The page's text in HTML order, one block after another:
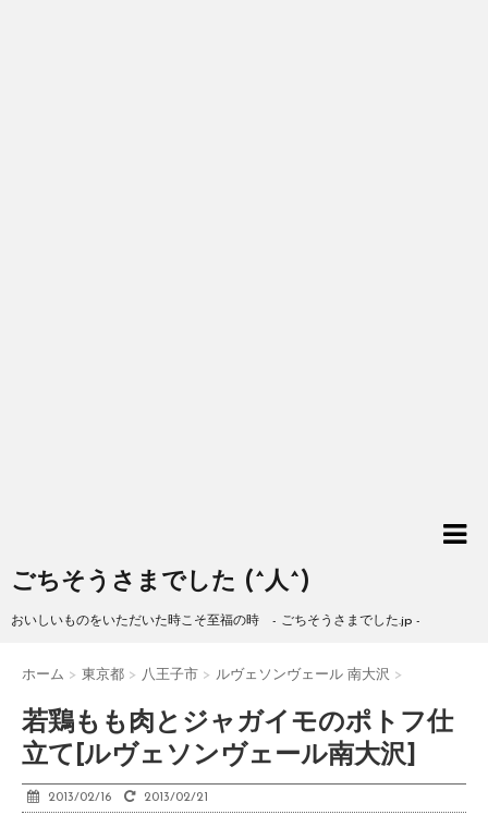
ごちそうさまでした (^人^)
おいしいものをいただいた時こそ至福の時 - ごちそうさまでした.jp -
ホーム > 東京都 > 八王子市 > ルヴェソンヴェール 南大沢 >
若鶏もも肉とジャガイモのポトフ仕
立て[ルヴェソンヴェール南大沢]
2013/02/16 2013/02/21